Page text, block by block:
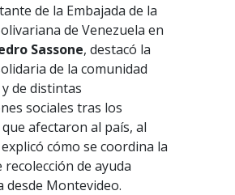
de la Embajada de la
de Venezuela en
Sassone, destacó la
de la comunidad
de distintas
sociales tras los
afectaron al país, al
cómo se coordina la
recolección de ayuda
desde Montevideo.